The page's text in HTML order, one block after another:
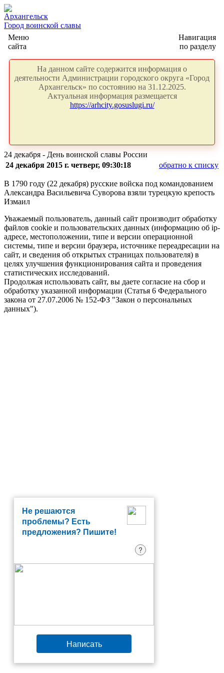
Архангельск
Город воинской славы
Меню
сайта
Навигация
по разделу
На данном сайте содержится информация о
деятельности Администрации городского округа «Город
Архангельск» по состоянию на 31.12.2025.
Актуальная информация размещается
https://arhcity.gosuslugi.ru/
24 декабря - День воинской славы России
24 декабря 2015 г. четверг, 09:30:18
обратно к списку
В 1790 году (22 декабря) русские войска под командованием
Александра Васильевича Суворова взяли турецкую крепость
Измаил
Уважаемый пользователь, данный сайт производит обработку
файлов cookie и пользовательских данных (информацию об ip-
адресе, местоположении, типе и версии операционной
системы, типе и версии браузера, источнике переадресации на
сайт, и сведения об открытых страницах пользователя) в
целях улучшения функционирования сайта и проведения
статистических исследований.
Продолжая использовать сайт, вы даете согласие на сбор и
обработку указанной информации (Статья 6 Федерального
закона от 27.07.2006 № 152-ФЗ "Закон о персональных
данных").
Не решаются
проблемы? Есть
предложения? Пишите!
?
Написать